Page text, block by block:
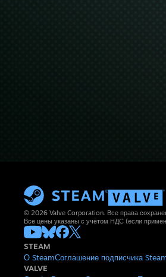
© 2026 Valve Corporation. Все права
Все цены указаны с учётом НДС (если
STEAM
О SteamСоглашение подписчика
VALVE